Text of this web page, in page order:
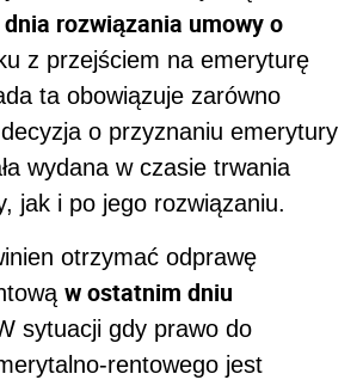
rozwiązania umowy o
z przejściem na emeryturę
ta obowiązuje zarówno
o przyznaniu emerytury
wydana w czasie trwania
jak i po jego rozwiązaniu.
otrzymać odprawę
w ostatnim dniu
sytuacji gdy prawo do
rentowego jest